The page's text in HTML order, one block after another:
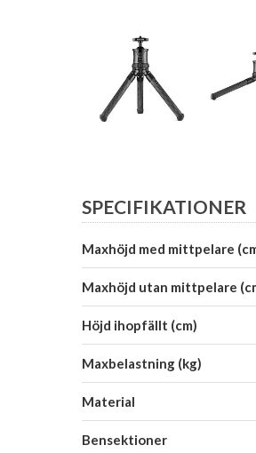
SPECIFIKATIONER
Maxhöjd med mittpelare
Maxhöjd utan mittpelare
Höjd ihopfällt (cm)
Maxbelastning (kg)
Material
Bensektioner